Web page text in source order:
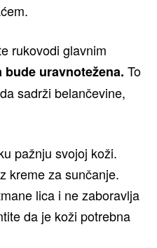
rukovodi glavnim
bude uravnotežena. To
sadrži belančevine,
pažnju svojoj koži.
kreme za sunčanje.
lica i ne zaboravlja
da je koži potrebna